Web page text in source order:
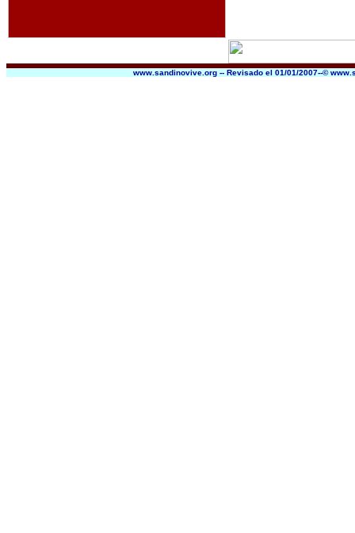
www.sandinovive.org -- Revisado el 01/01/2007--©